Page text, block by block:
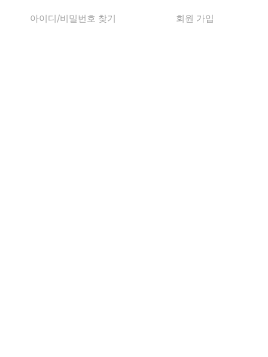
아이디/비밀번호 찾기 회원 가입